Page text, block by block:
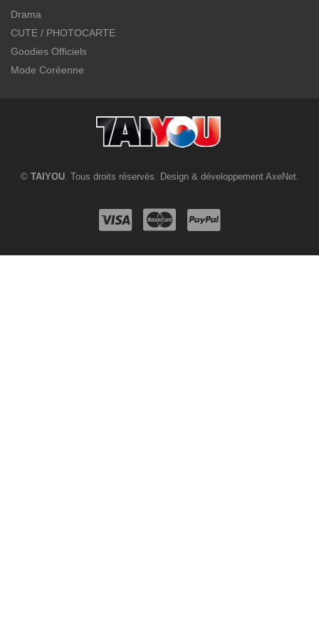
Drama
CUTE / PHOTOCARTE
Goodies Officiels
Mode Coréenne
© TAIYOU. Tous droits réservés. Design & développement AxeNet.